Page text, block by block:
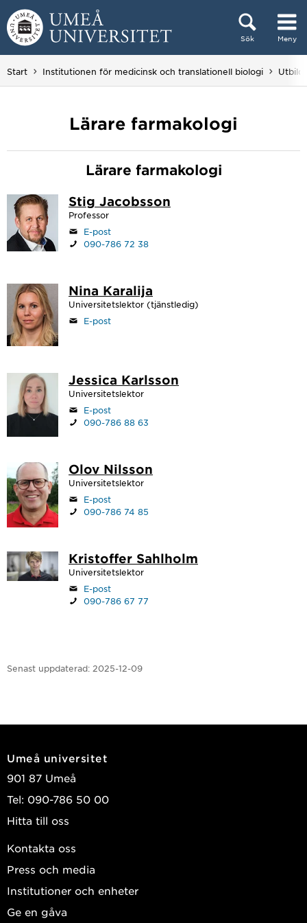
Hoppa direkt till innehållet
Sök Meny
Huvudmenyn dold.
Start Institutionen för medicinsk och translationell biologi
Lärare farmakologi
Lärare farmakologi
Stig Jacobsson
Professor
E-post
090-786 72 38
Nina Karalija
Universitetslektor (tjänstledig)
E-post
Jessica Karlsson
Universitetslektor
E-post
090-786 88 63
Olov Nilsson
Universitetslektor
E-post
090-786 74 85
Kristoffer Sahlholm
Universitetslektor
E-post
090-786 67 77
Senast uppdaterad: 2025-12-09
Umeå universitet
901 87 Umeå
Tel: 090-786 50 00
Hitta till oss
Kontakta oss
Press och media
Institutioner och enheter
Ge en gåva